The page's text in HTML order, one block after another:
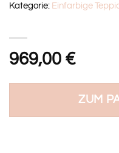
969,00 €
ZUM
Kategorie: Einfarbige